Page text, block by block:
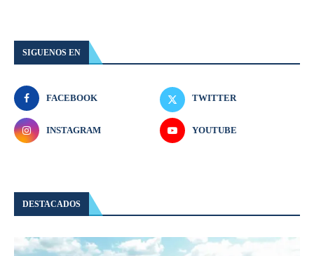
SIGUENOS EN
FACEBOOK TWITTER
INSTAGRAM YOUTUBE
DESTACADOS